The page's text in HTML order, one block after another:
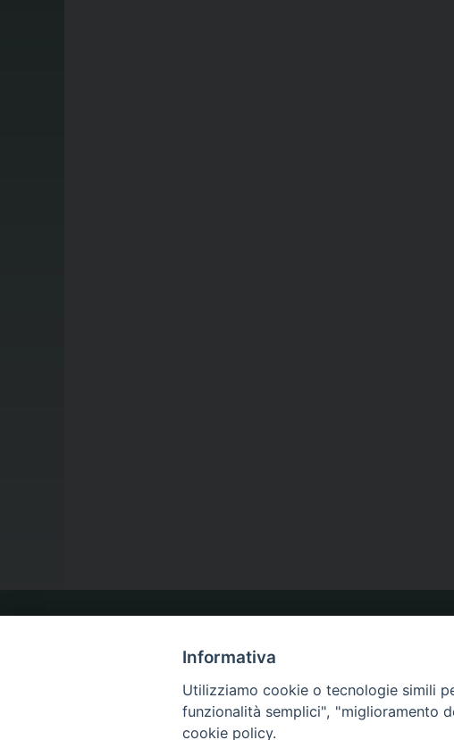
LA NOSTRA DIOCESI
IL VESCOVO
Informativa
Utilizziamo cookie o tecnologie simili
funzionalità semplici", "miglioramento
cookie policy.